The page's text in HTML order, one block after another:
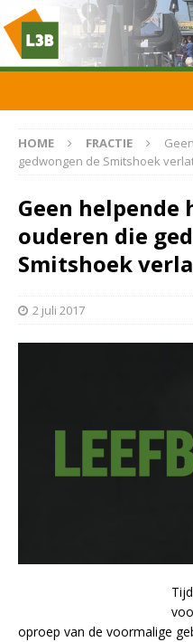
HOME FRACTIE
gedwongen de Smitshoek
Geen helpende
ouderen die
Smitshoek
2 juli 2017
oproep van de voormalige